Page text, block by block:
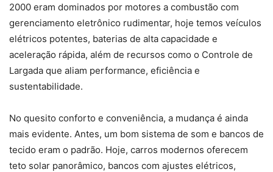
2000 eram dominados por motores a combustão com
gerenciamento eletrônico rudimentar, hoje temos veículos
elétricos potentes, baterias de alta capacidade e
aceleração rápida, além de recursos como o Controle de
Largada que aliam performance, eficiência e
sustentabilidade.
No quesito conforto e conveniência, a mudança é ainda
mais evidente. Antes, um bom sistema de som e bancos de
tecido eram o padrão. Hoje, carros modernos oferecem
teto solar panorâmico, bancos com ajustes elétricos,